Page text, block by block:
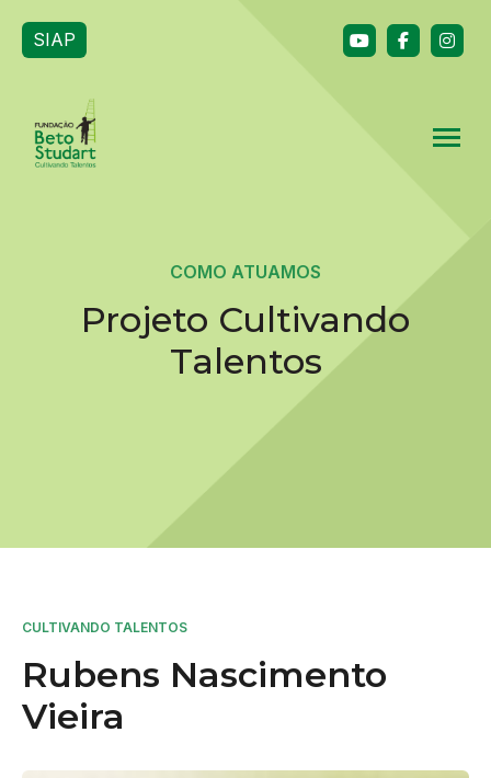
SIAP
COMO ATUAMOS
Projeto Cultivando
Talentos
CULTIVANDO TALENTOS
Rubens Nascimento
Vieira